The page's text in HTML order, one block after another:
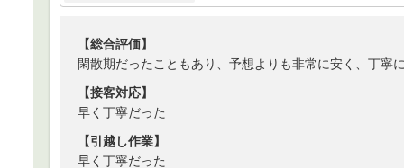
【総合評価】
閑散期だったこともあり、予想よりも非常に安く、丁寧
【接客対応】
早く丁寧だった
【引越し作業】
早く丁寧だった